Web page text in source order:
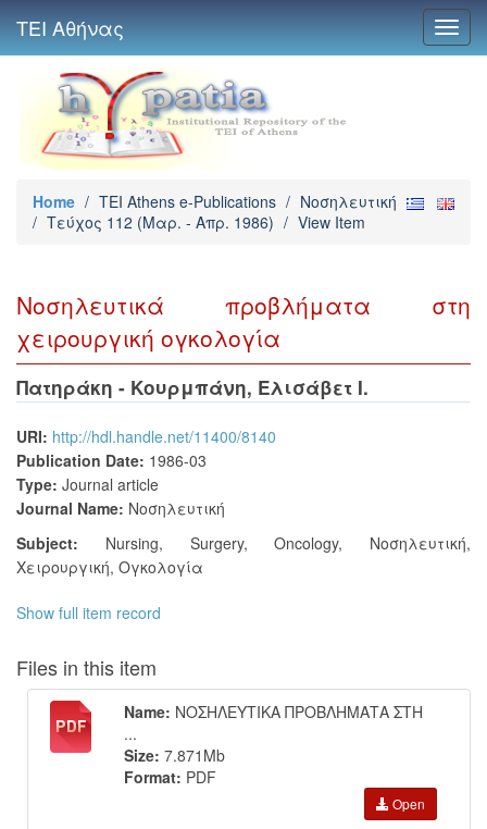
ΤΕΙ Αθήνας
Home / TEI Athens e-Publications / Νοσηλευτική
/ Τεύχος 112 (Μαρ. - Απρ. 1986) / View Item
Νοσηλευτικά προβλήματα στη
χειρουργική ογκολογία
Πατηράκη - Κουρμπάνη, Ελισάβετ Ι.
URI: http://hdl.handle.net/11400/8140
Publication Date: 1986-03
Type: Journal article
Journal Name: Νοσηλευτική
Subject:
Nursing, Surgery,Oncology, Νοσηλευτική,
Χειρουργική, Ογκολογία
Show full item record
Files in this item
Name: ΝΟΣΗΛΕΥΤΙΚΑ ΠΡΟΒΛΗΜΑΤΑ ΣΤΗ
...
Size: 7.871Mb
Format: PDF
Open